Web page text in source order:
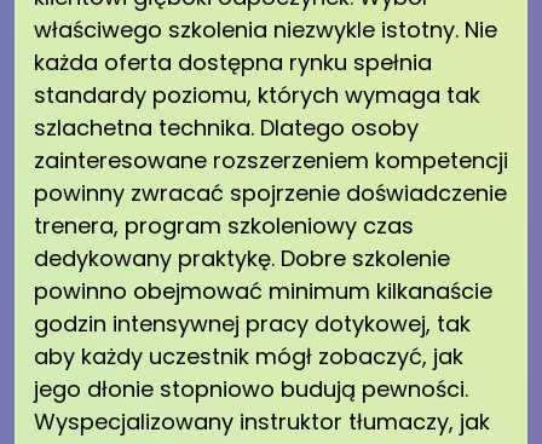
właściwego szkolenia niezwykle istotny. Nie
każda oferta dostępna rynku spełnia
standardy poziomu, których wymaga tak
szlachetna technika. Dlatego osoby
zainteresowane rozszerzeniem kompetencji
powinny zwracać spojrzenie doświadczenie
trenera, program szkoleniowy czas
dedykowany praktykę. Dobre szkolenie
powinno obejmować minimum kilkanaście
godzin intensywnej pracy dotykowej, tak
aby każdy uczestnik mógł zobaczyć, jak
jego dłonie stopniowo budują pewności.
Wyspecjalizowany instruktor tłumaczy, jak